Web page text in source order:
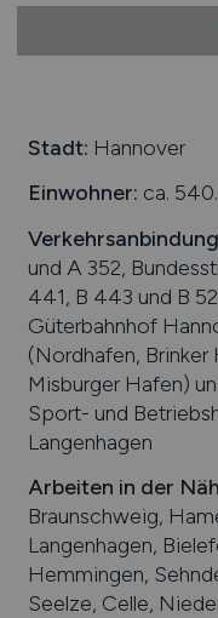
Stadt: Hannover
Einwohner: ca.
und A 352,
441, B 443 und B
Güterbahnhof
(Nordhafen, Brinker
Misburger Hafen)
Sport- und
Langenhagen
Arbeiten in der
Braunschweig,
Langenhagen,
Hemmingen,
Seelze, Celle,